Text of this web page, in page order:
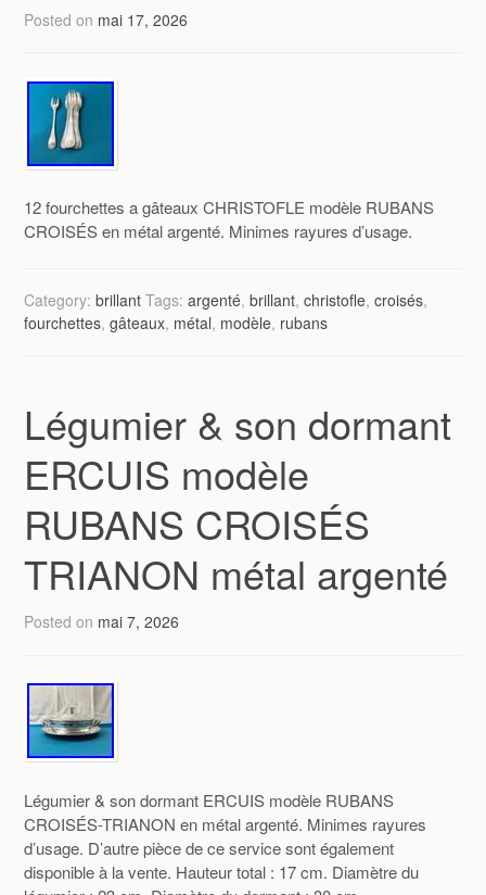
Posted on mai 17, 2026
12 fourchettes a gâteaux CHRISTOFLE modèle RUBANS
CROISÉS en métal argenté. Minimes rayures d’usage.
Category:brillant Tags:argenté,brillant,christofle,croisés,
fourchettes,gâteaux, métal, modèle, rubans
Légumier & son dormant
ERCUIS modèle
RUBANS CROISÉS
TRIANON métal argenté
Posted on mai 7, 2026
Légumier & son dormant ERCUIS modèle RUBANS
CROISÉS-TRIANON en métal argenté. Minimes rayures
d’usage. D’autre pièce de ce service sont également
disponible à la vente. Hauteur total : 17 cm. Diamètre du